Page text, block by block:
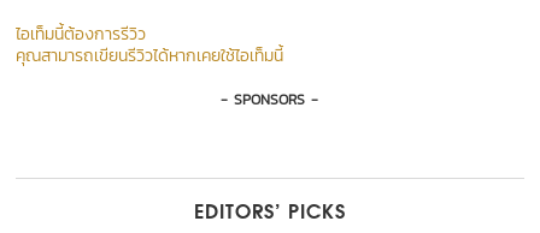
ไอเท็มนี้ต้องการรีวิว
คุณสามารถเขียนรีวิวได้หากเคยใช้ไอเท็มนี้
- SPONSORS -
EDITORS’ PICKS